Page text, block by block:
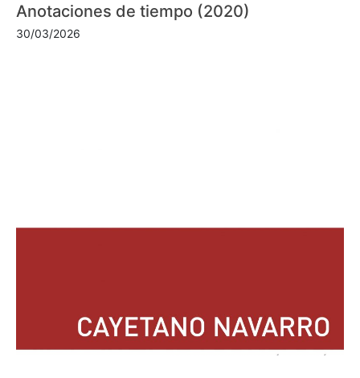
Anotaciones de tiempo (2020)
30/03/2026